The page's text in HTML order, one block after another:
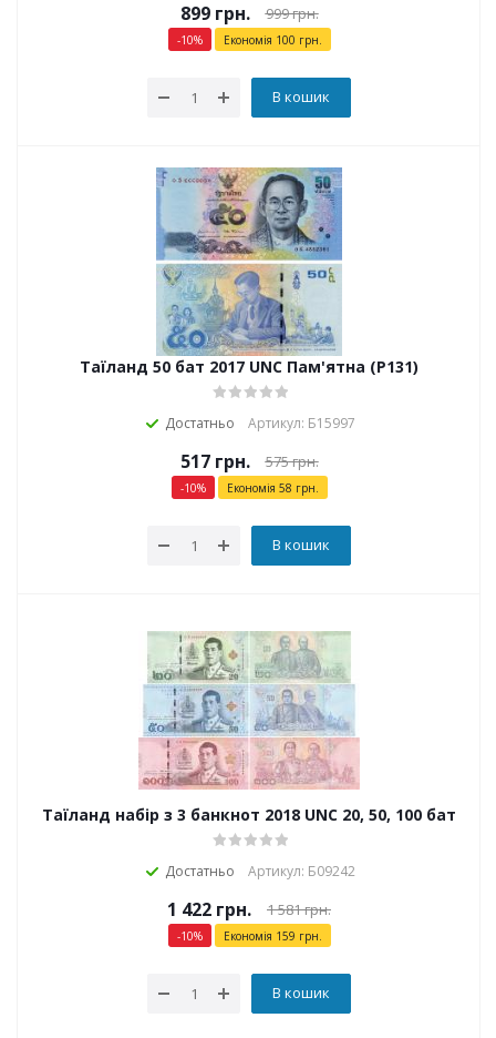
899грн. 999грн.
-10% Економія 100 грн.
В кошик
Таїланд 50 бат 2017 UNC Пам'ятна (P131)
Достатньо Артикул: Б15997
517грн. 575грн.
-10% Економія 58 грн.
В кошик
Таїланд набір з 3 банкнот 2018 UNC 20, 50, 100 бат
Достатньо Артикул: Б09242
1 422 грн. 1 581грн.
-10% Економія 159 грн.
В кошик